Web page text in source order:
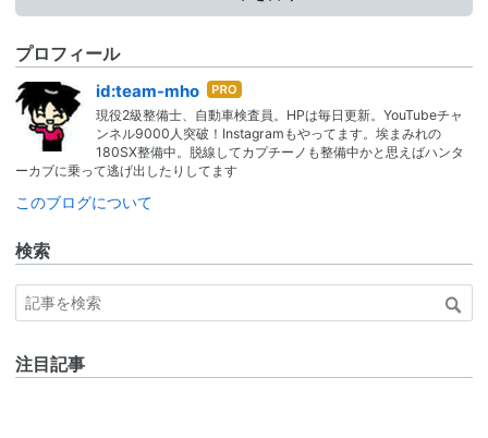
プロフィール
id:team-mho はて
なブ
ログ
Pro
現役2級整備士、自動車検査員。HPは毎日更新。YouTubeチャ
ンネル9000人突破！Instagramもやってます。埃まみれの
180SX整備中。脱線してカプチーノも整備中かと思えばハンタ
ーカブに乗って逃げ出したりしてます
このブログについて
検索
注目記事